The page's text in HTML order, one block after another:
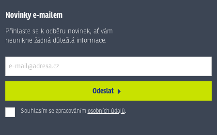
Novinky e-mailem
Přihlaste se k odběru novinek, ať vám
neunikne žádná důležitá informace.
Odeslat
Souhlasím se zpracováním osobních údajů.
Formulář